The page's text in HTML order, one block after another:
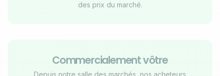
des prix du marché.
Commercialement vôtre
Depuis notre salle des marchés, nos acheteurs